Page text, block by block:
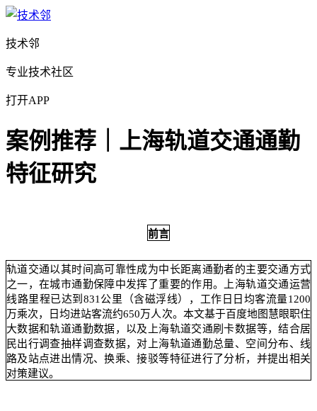
技术邻
专业技术社区
打开APP
案例推荐｜上海轨道交通通勤
特征研究
前言
轨道交通以其时间高可靠性成为中长距离通勤者的主要交通方式
之一，在城市通勤保障中发挥了重要的作用。上海轨道交通运营
线路里程已达到831公里（含磁浮线），工作日日均客流量1200
万乘次，日均进站客流约650万人次。本文基于百度地图慧眼职住
大数据和轨道通勤数据，以及上海轨道交通刷卡数据等，结合居
民出行调查抽样调查数据，对上海轨道通勤总量、空间分布、线
路及站点进出情况、换乘、接驳等特征进行了分析，并提出相关
对策建议。